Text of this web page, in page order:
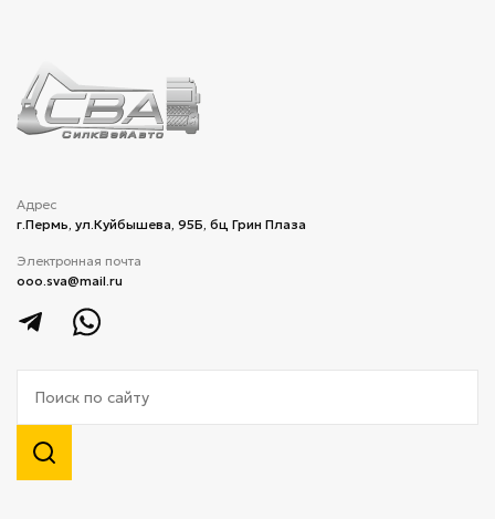
Адрес
г.Пермь, ул.Куйбышева, 95Б, бц Грин Плаза
Электронная почта
ooo.sva@mail.ru